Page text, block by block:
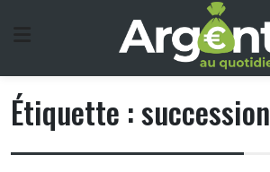
Étiquette :succession